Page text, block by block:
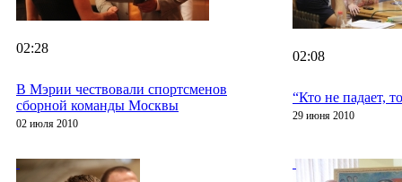
02:28
В Мэрии чествовали спортсменов
сборной команды Москвы
02 июля 2010
02:08
“Кто не падает,
29 июня 2010